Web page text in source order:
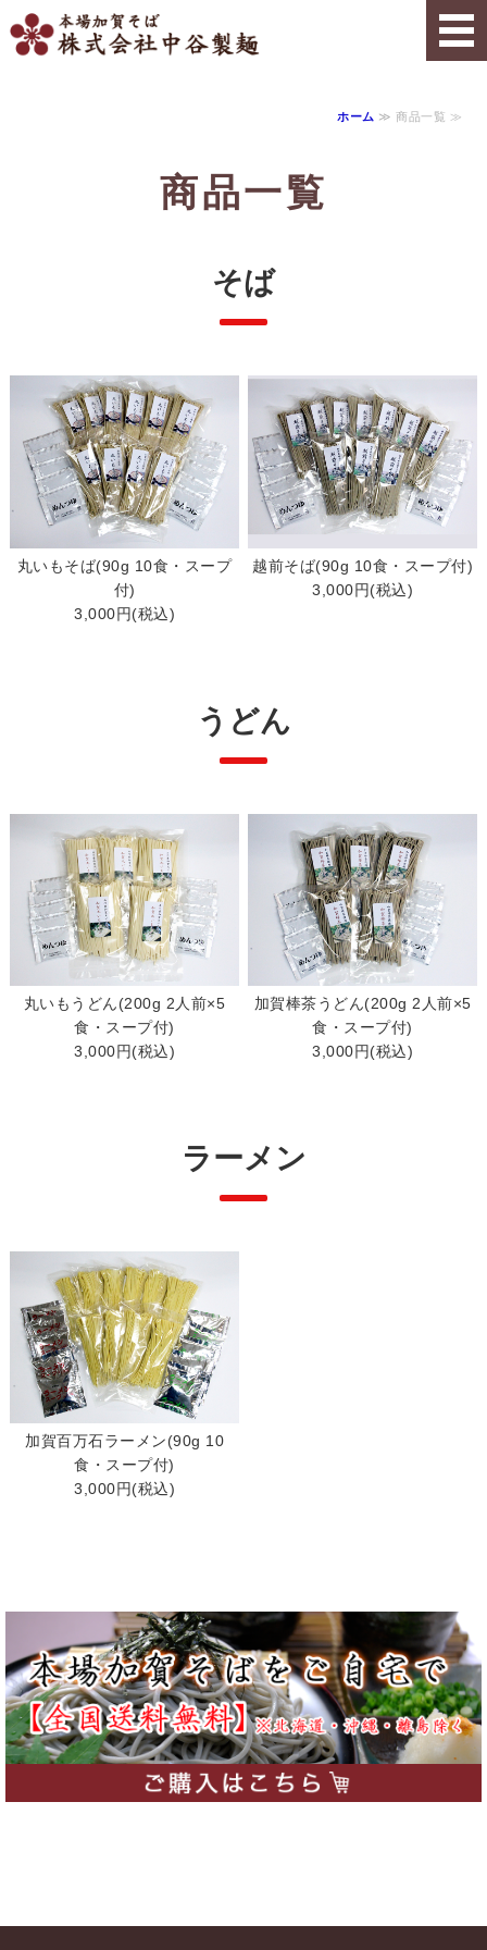
タイトルサ
ホーム ≫ 商品一覧 ≫
商品一覧
そば
丸いもそば(90g 10食・スープ
付)
3,000円(税込)
越前そば(90g 10食・スープ付)
3,000円(税込)
うどん
丸いもうどん(200g 2人前×5
食・スープ付)
3,000円(税込)
加賀棒茶うどん(200g 2人前×5
食・スープ付)
3,000円(税込)
ラーメン
加賀百万石ラーメン(90g 10
食・スープ付)
3,000円(税込)